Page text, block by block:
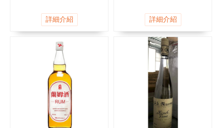
詳細介紹 詳細介紹